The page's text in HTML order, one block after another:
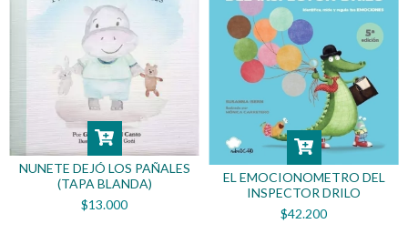
NUNETE DEJÓ LOS PAÑALES
(TAPA BLANDA)
$13.000
EL EMOCIONOMETRO DEL
INSPECTOR DRILO
$42.200